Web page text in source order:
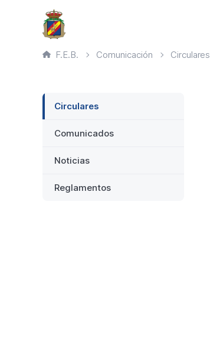
principalRuta
actual
F.E.B. Comunicación Circulares
Lateral
Circulares
Comunicados
Noticias
Reglamentos